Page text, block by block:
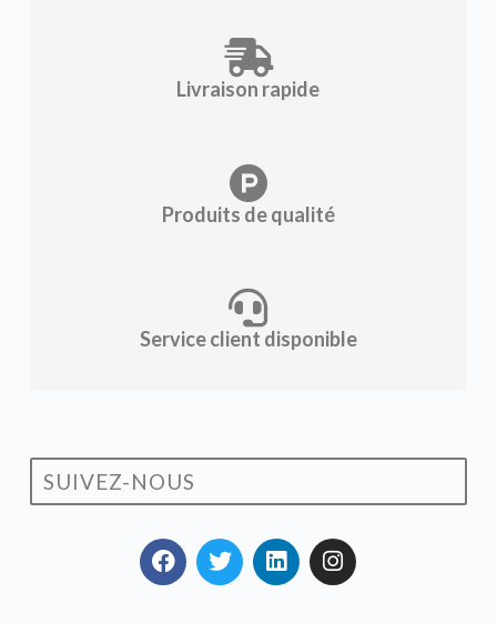
Livraison rapide
Produits de qualité
Service client disponible
SUIVEZ-NOUS